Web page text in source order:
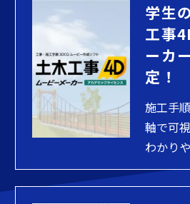
学生
工事
ーカ
定！
施工手
軸で可
わかり